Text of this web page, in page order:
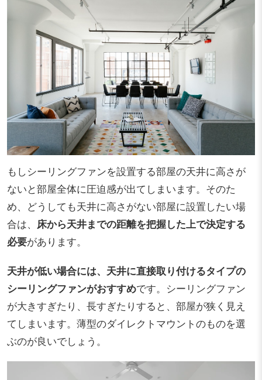
もしシーリングファンを設置する部屋の天井に高さが
ないと部屋全体に圧迫感が出てしまいます。そのた
め、どうしても天井に高さがない部屋に設置したい場
合は、 床から天井までの距離を把握した上で決定する
必要があります。
天井が低い場合には、天井に直接取り付けるタイプの
シーリングファンがおすすめです。シーリングファン
が大きすぎたり、長すぎたりすると、部屋が狭く見え
てしまいます。薄型のダイレクトマウントのものを選
ぶのが良いでしょう。